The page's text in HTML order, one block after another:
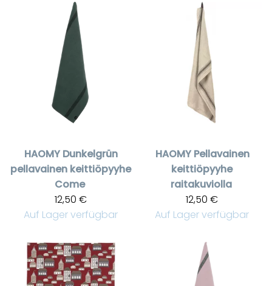
HAOMY Dunkelgrün
pellavainen keittiöpyyhe
Come
12,50 €
Auf Lager verfügbar
HAOMY Pellavainen
keittiöpyyhe
raitakuviolla
12,50 €
Auf Lager verfügbar